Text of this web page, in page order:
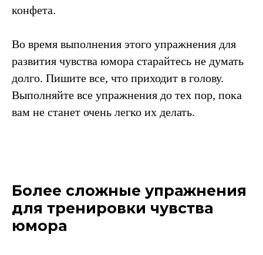
конфета.
Во время выполнения этого упражнения для
развития чувства юмора старайтесь не думать
долго. Пишите все, что приходит в голову.
Выполняйте все упражнения до тех пор, пока
вам не станет очень легко их делать.
Более сложные упражнения
для тренировки чувства
юмора